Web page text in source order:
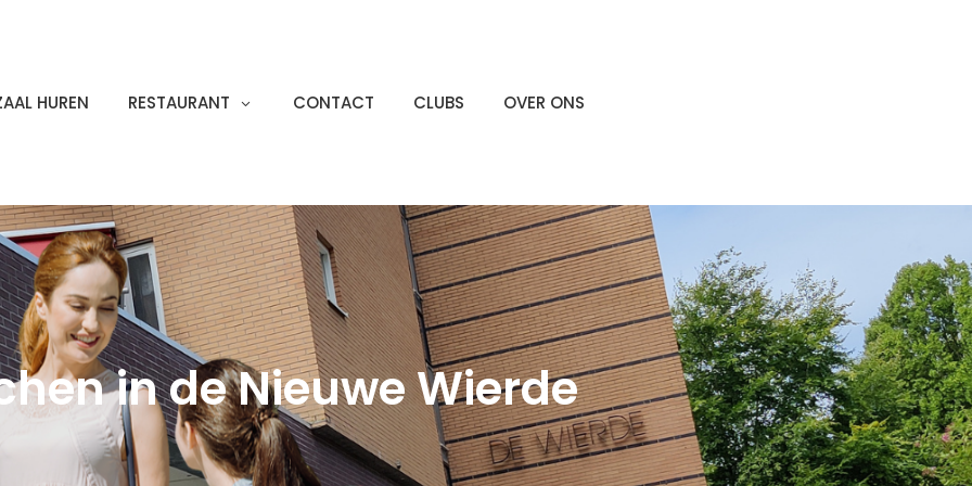
HUREN
RESTAURANT CONTACT CLUBS OVER ONS
in de Nieuwe Wierde